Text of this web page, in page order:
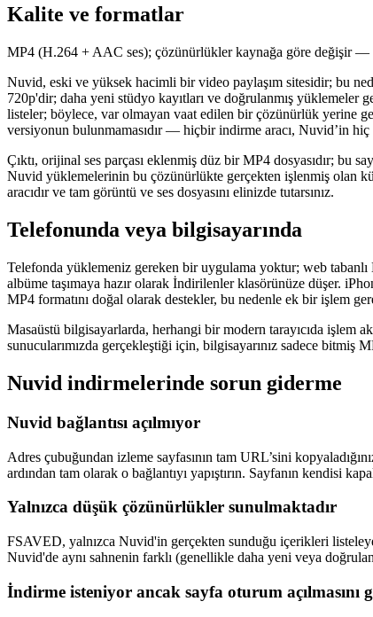
Kalite ve formatlar
MP4 (H.264 + AAC ses); çözünürlükler kaynağa göre değişir —
Nuvid, eski ve yüksek hacimli bir video paylaşım sitesidir; bu
720p'dir; daha yeni stüdyo kayıtları ve doğrulanmış yüklemeler
listeler; böylece, var olmayan vaat edilen bir çözünürlük yerine
versiyonun bulunmamasıdır — hiçbir indirme aracı, Nuvid’in hiç
Çıktı, orijinal ses parçası eklenmiş düz bir MP4 dosyasıdır; bu
Nuvid yüklemelerinin bu çözünürlükte gerçekten işlenmiş olan
aracıdır ve tam görüntü ve ses dosyasını elinizde tutarsınız.
Telefonunda veya bilgisayarında
Telefonda yüklemeniz gereken bir uygulama yoktur; web tabanlı
albüme taşımaya hazır olarak İndirilenler klasörünüze düşer.
MP4 formatını doğal olarak destekler, bu nedenle ek bir işlem
Masaüstü bilgisayarlarda, herhangi bir modern tarayıcıda işlem
sunucularımızda gerçekleştiği için, bilgisayarınız sadece bitmiş
Nuvid indirmelerinde sorun giderme
Nuvid bağlantısı açılmıyor
Adres çubuğundan izleme sayfasının tam URL’sini
ardından tam olarak o bağlantıyı yapıştırın. Sayfanın kendisi
Yalnızca düşük çözünürlükler sunulmaktadır
FSAVED, yalnızca Nuvid'in gerçekten sunduğu içerikleri
Nuvid'de aynı sahnenin farklı (genellikle daha yeni veya
İndirme isteniyor ancak sayfa oturum açılmasını